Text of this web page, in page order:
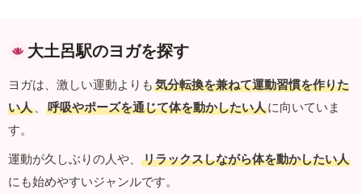
大土呂駅のヨガを探す
ヨガは、激しい運動よりも 気分転換を兼ねて運動習慣を作りた
い人 、 呼吸やポーズを通じて体を動かしたい人に向いていま
す。
運動が久しぶりの人や、
リラックスしながら体を動かしたい人
にも始めやすいジャンルです。